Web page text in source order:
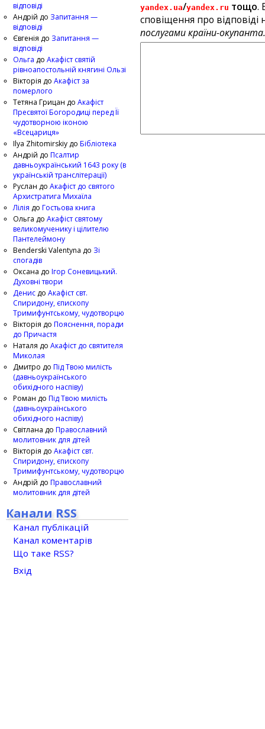
yandex.ua/yandex.ru тощо.
сповіщення про відповіді
послугами країни-
відповіді
Андрій до Запитання —
відповіді
Євгенія до Запитання —
відповіді
Ольга до Акафіст святій
рівноапостольній княгині Ользі
Вікторія до Акафіст за
померлого
Тетяна Грицан до Акафіст
Пресвятої Богородиці перед Її
чудотворною іконою
«Всецариця»
Ilya Zhitomirskiy до Бібліотека
Андрій до Псалтир
давньоукраїнський 1643 року (в
українській транслітерації)
Руслан до Акафіст до святого
Архистратига Михаїла
Лілія до Гостьова книга
Ольга до Акафіст святому
великомученику і цілителю
Пантелеймону
Benderski Valentyna до Зі
спогадів
Оксана до Ігор Соневицький.
Духовні твори
Денис до Акафіст свт.
Спиридону, єпископу
Тримифунтському, чудотворцю
Вікторія до Пояснення, поради
до Причастя
Наталя до Акафіст до святителя
Миколая
Дмитро до Під Твою милість
(давньоукраїнського
обихідного наспіву)
Роман до Під Твою милість
(давньоукраїнського
обихідного наспіву)
Світлана до Православний
молитовник для дітей
Вікторія до Акафіст свт.
Спиридону, єпископу
Тримифунтському, чудотворцю
Андрій до Православний
молитовник для дітей
Канали RSS
Канал публікацій
Канал коментарів
Що таке RSS?
Вхід